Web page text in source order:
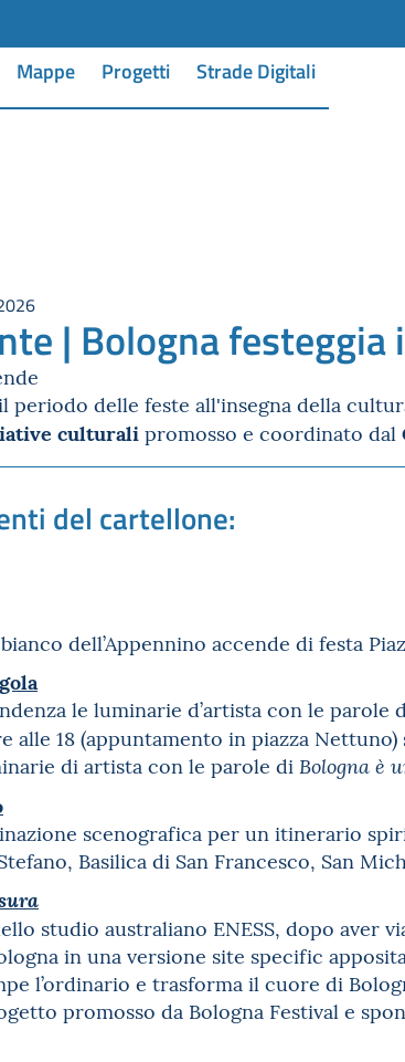
Mappe Progetti Strade Digitali
| Bologna festeggia
periodo delle feste all'insegna della
culturali promosso e coordinato dal
del cartellone:
dell’Appennino accende di festa
le luminarie d’artista con le parole
alle 18 (appuntamento in piazza
di artista con le parole di Bologna è
scenografica per un itinerario
Basilica di San Francesco, San
studio australiano ENESS, dopo aver
in una versione site specific
l’ordinario e trasforma il cuore di
promosso da Bologna Festival e